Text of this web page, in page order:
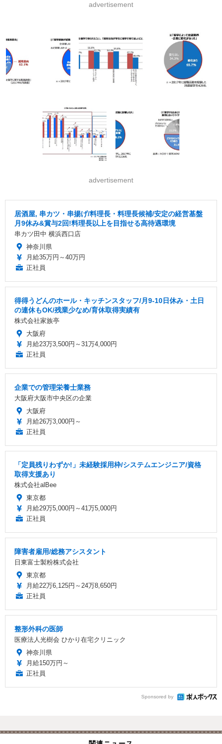
advertisement
advertisement
居酒屋, 串カツ・串揚げ/料理長・料理長候補/安定の経営基盤
月9休み&賞与2回!料理長以上を目指せる高待遇環境
串カツ田中 横浜西口店
神奈川県
月給35万円～40万円
正社員
得得うどんのホール・キッチンスタッフ/月9-10日休み・土日
の連休もOK/残業少なめ/育休取得実績有
株式会社家族亭
大阪府
月給23万3,500円～31万4,000円
正社員
企業での管理栄養士業務
大阪府大阪市中央区の企業
大阪府
月給26万3,000円～
正社員
「定員残りわずか!」未経験採用枠/システムエンジニア/資格
取得支援あり
株式会社alBee
東京都
月給29万5,000円～41万5,000円
正社員
障害者雇用/総務アシスタント
日東富士製粉株式会社
東京都
月給22万6,125円～24万8,650円
正社員
整形外科の医師
医療法人光樹会 ひかり在宅クリニック
神奈川県
月給150万円～
正社員
Sponsored by